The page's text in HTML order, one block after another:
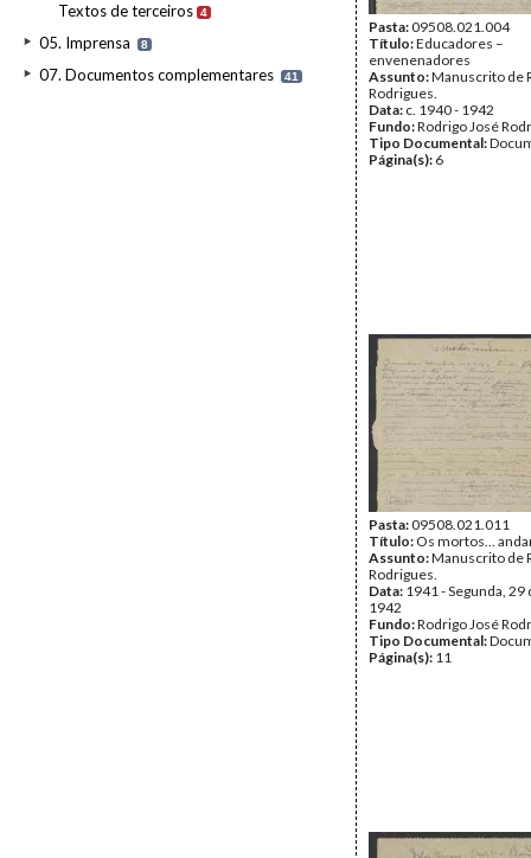
Textos de terceiros 4
05. Imprensa 8
07. Documentos complementares 41
Pasta:09508.021.004
Título:Educadores –
envenenadores
Assunto:Manuscrito de
Rodrigues.
Data: c. 1940 - 1942
Fundo:Rodrigo José
Tipo Documental:
Página(s): 6
Pasta:09508.021.011
Título: Os mortos...
Assunto:Manuscrito de
Rodrigues.
Data: 1941 - Segunda, 29
1942
Fundo:Rodrigo José
Tipo Documental:
Página(s): 11